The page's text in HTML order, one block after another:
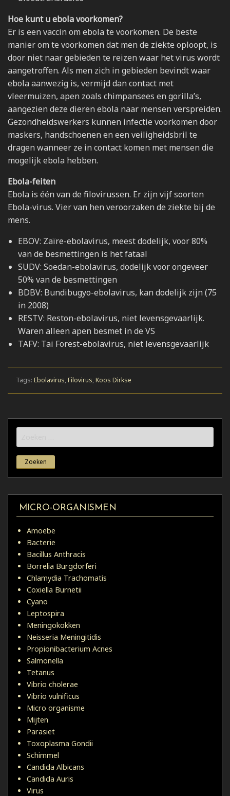
Hoe kunt u ebola voorkomen?
Er is een vaccin om ebola te voorkomen. De beste
manier om te voorkomen dat men de ziekte oploopt, is
door niet naar gebieden te reizen waar het virus wordt
aangetroffen. Als men zich in gebieden bevindt waar
ebola aanwezig is, vermijd dan contact met
vleermuizen, apen zoals chimpansees en gorilla’s,
aangezien deze dieren ebola naar mensen verspreiden.
Gezondheidswerkers kunnen infectie voorkomen door
maskers, handschoenen en een veiligheidsbril te
dragen wanneer ze in contact komen met mensen die
mogelijk ebola hebben.
Ebola-feiten
Ebola is één van de filovirussen. Er zijn vijf soorten
Ebola-virus. Vier van hen veroorzaken de ziekte bij de
mens.
EBOV: Zaïre-ebolavirus, meest dodelijk, voor 80%
van de besmettingen is het fataal
SUDV: Soedan-ebolavirus, dodelijk voor ongeveer
50% van de besmettingen
BDBV: Bundibugyo-ebolavirus, kan dodelijk zijn (75
in 2008)
RESTV: Reston-ebolavirus, niet levensgevaarlijk.
Waren alleen apen besmet in de VS
TAFV: Tai Forest-ebolavirus, niet levensgevaarlijk
Tags: Ebolavirus, Filovirus, Koos Dirkse
naar:
MICRO-ORGANISMEN
Amoebe
Bacterie
Bacillus Anthracis
Borrelia Burgdorferi
Chlamydia Trachomatis
Coxiella Burnetii
Cyano
Leptospira
Meningokokken
Neisseria Meningitidis
Propionibacterium Acnes
Salmonella
Tetanus
Vibrio cholerae
Vibrio vulnificus
Micro organisme
Mijten
Parasiet
Toxoplasma Gondii
Schimmel
Candida Albicans
Candida Auris
Virus